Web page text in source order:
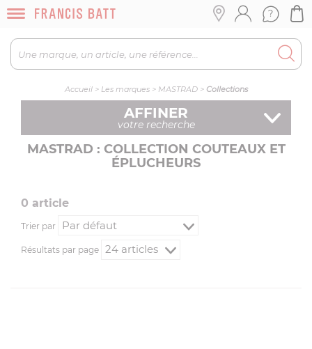
Accueil> Les marques> MASTRAD> Collections
AFFINER
votre recherche
MASTRAD : COLLECTION COUTEAUX ET
ÉPLUCHEURS
0 article
Trier par
Résultats par page